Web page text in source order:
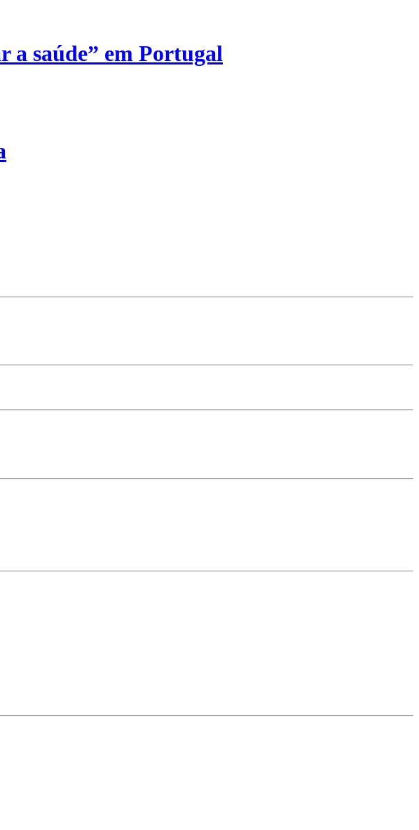
a saúde” em Portugal